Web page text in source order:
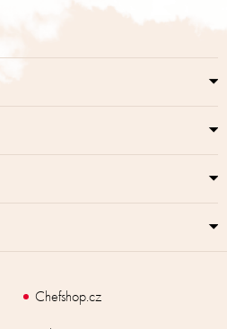
Chefshop.cz